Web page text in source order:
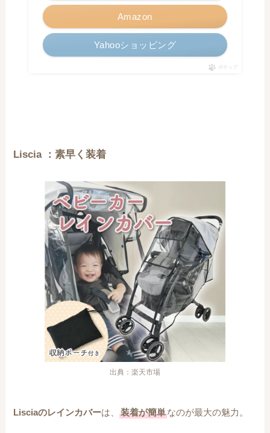
Amazon
Yahooショッピング
ポチップ
Liscia ：素早く装着
出典：楽天市場
Lisciaのレインカバーは、装着が簡単なのが最大の魅力。